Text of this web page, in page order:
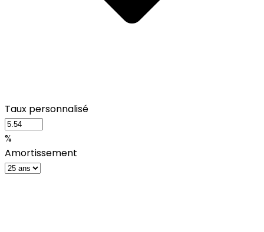
Taux personnalisé
%
Amortissement